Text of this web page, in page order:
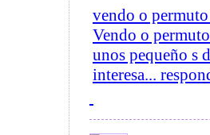
vendo o
Vendo o
unos pequeño s
interesa...